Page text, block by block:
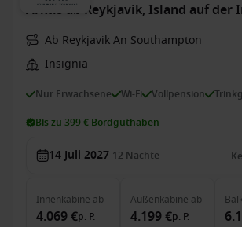
Arktis ab Reykjavik, Island auf der
Ab Reykjavik An Southampton
Insignia
Nur Erwachsene Wi-Fi Vollpension
Bis zu 399 € Bordguthaben
14 Juli 2027 12 Nächte
Innenkabine ab
4.069 €p. P.
Außenkabine ab
4.199 €p. P.